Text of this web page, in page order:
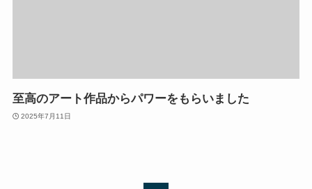
至高のアート作品からパワーをもらいました
2025年7月11日